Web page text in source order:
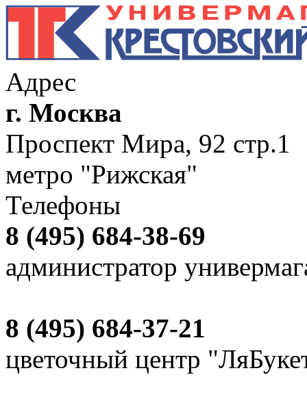
Адрес
г. Москва
Проспект Мира, 92 стр.1
метро "Рижская"
Телефоны
8 (495) 684-38-69
администратор
8 (495) 684-37-21
цветочный центр